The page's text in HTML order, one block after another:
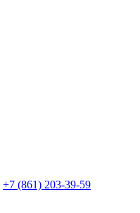
+7 (861) 203-39-59